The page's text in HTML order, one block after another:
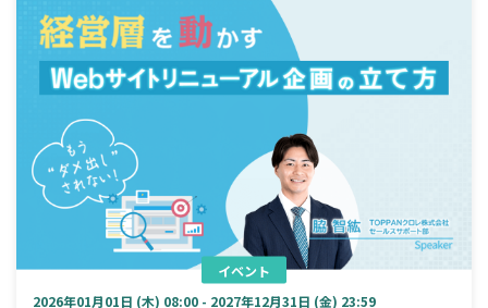
イベント
2026年01月01日 (木) 08:00 - 2027年12月31日 (金) 23:59